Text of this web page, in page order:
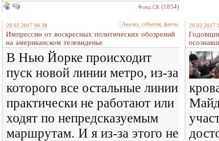
Фонд СК (1854)
20.02.2017 00:38 Анализ, события, факты
Импрессии от воскресных политических обозрений
на американском телевиденье
В Нью Йорке происходит
пуск новой линии метро, из-за
которого все остальные линии
практически не работают или
ходят по непредсказуемым
маршрутам. И я из-за этого не
20.02.2017